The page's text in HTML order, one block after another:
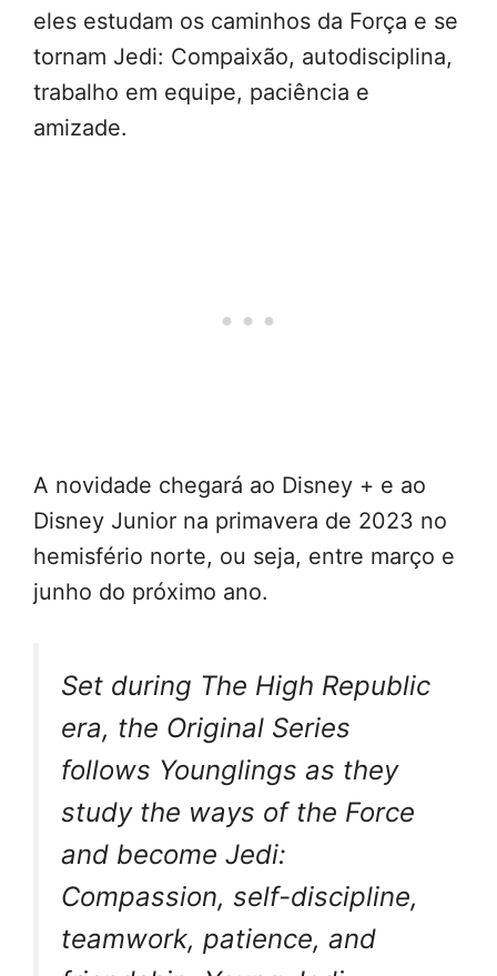
eles estudam os caminhos da Força e se
tornam Jedi: Compaixão, autodisciplina,
trabalho em equipe, paciência e
amizade.
A novidade chegará ao Disney + e ao
Disney Junior na primavera de 2023 no
hemisfério norte, ou seja, entre março e
junho do próximo ano.
Set during The High Republic
era, the Original Series
follows Younglings as they
study the ways of the Force
and become Jedi:
Compassion, self-discipline,
teamwork, patience, and